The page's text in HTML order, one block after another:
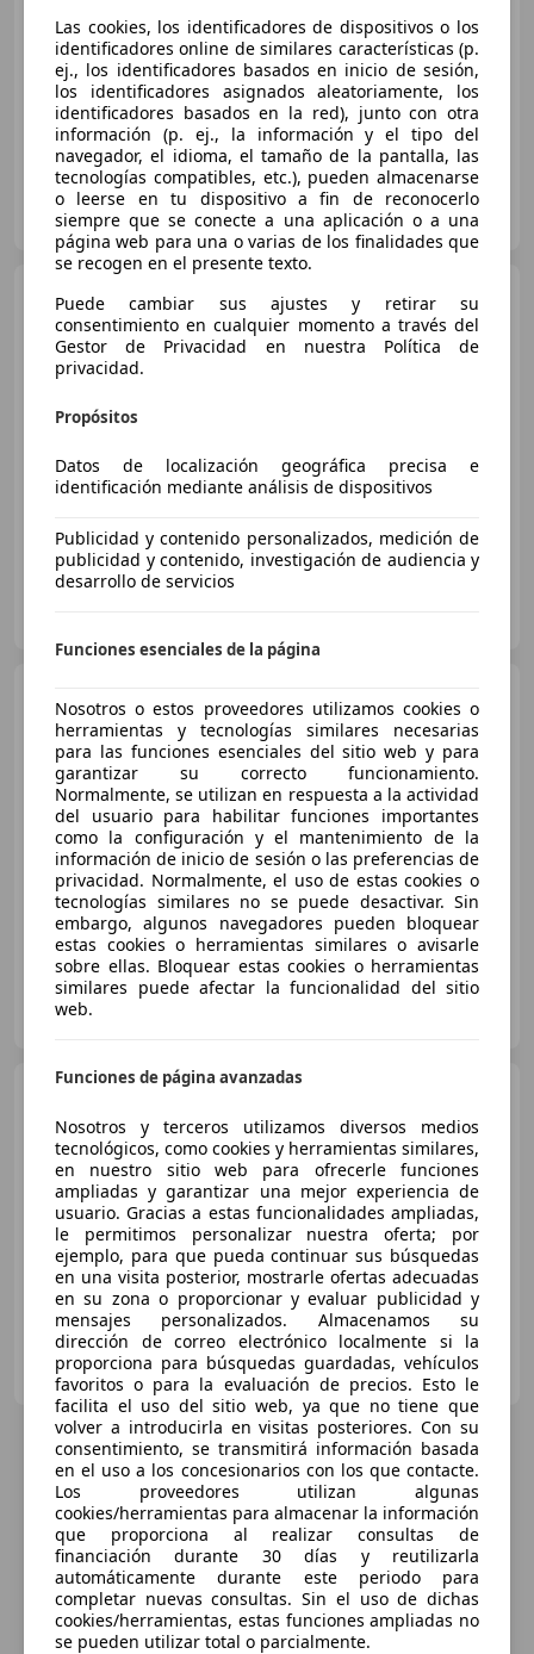
Sin comparación
01/2019 78.999 km Gasolina 309 kW (420 CV)
CAR ONE
ES-28703 SAN SEBASTIAN DE LOS REYES
Porsche 992 carrera S
01/2019 16.890 km Gasolina 330 kW (449 CV)
Coupé PDK
€ 138.500
Sincomparación
10/2019 56.000 km Gasolina 331 kW (450 CV)
SEGALÀS
ES-25126 ALMENAR
Porsche 911
€ 140.000
Sincomparación
01/2019 10.648 km Gasolina 330 kW (449 CV)
AUTO ELAND MADRID
ES-28009 Madrid
Las cookies, los identificadores de dispositivos o los
identificadores online de similares características (p.
ej., los identificadores basados en inicio de sesión,
los identificadores asignados aleatoriamente, los
identificadores basados en la red), junto con otra
información (p. ej., la información y el tipo del
navegador, el idioma, el tamaño de la pantalla, las
tecnologías compatibles, etc.), pueden almacenarse
o leerse en tu dispositivo a fin de reconocerlo
siempre que se conecte a una aplicación o a una
página web para una o varias de los finalidades que
se recogen en el presente texto.
Puede cambiar sus ajustes y retirar su
consentimiento en cualquier momento a través del
Gestor de Privacidad en nuestra Política de
privacidad.
Propósitos
Datos de localización geográfica precisa e
identificación mediante análisis de dispositivos
Publicidad y contenido personalizados, medición de
publicidad y contenido, investigación de audiencia y
desarrollo de servicios
Funciones esenciales de la página
Nosotros o estos proveedores utilizamos cookies o
herramientas y tecnologías similares necesarias
para las funciones esenciales del sitio web y para
garantizar su correcto funcionamiento.
Normalmente, se utilizan en respuesta a la actividad
del usuario para habilitar funciones importantes
como la configuración y el mantenimiento de la
información de inicio de sesión o las preferencias de
privacidad. Normalmente, el uso de estas cookies o
tecnologías similares no se puede desactivar. Sin
embargo, algunos navegadores pueden bloquear
estas cookies o herramientas similares o avisarle
sobre ellas. Bloquear estas cookies o herramientas
similares puede afectar la funcionalidad del sitio
web.
Funciones de página avanzadas
Nosotros y terceros utilizamos diversos medios
tecnológicos, como cookies y herramientas similares,
en nuestro sitio web para ofrecerle funciones
ampliadas y garantizar una mejor experiencia de
usuario. Gracias a estas funcionalidades ampliadas,
le permitimos personalizar nuestra oferta; por
ejemplo, para que pueda continuar sus búsquedas
en una visita posterior, mostrarle ofertas adecuadas
en su zona o proporcionar y evaluar publicidad y
mensajes personalizados. Almacenamos su
dirección de correo electrónico localmente si la
proporciona para búsquedas guardadas, vehículos
favoritos o para la evaluación de precios. Esto le
facilita el uso del sitio web, ya que no tiene que
volver a introducirla en visitas posteriores. Con su
consentimiento, se transmitirá información basada
en el uso a los concesionarios con los que contacte.
Los proveedores utilizan algunas
cookies/herramientas para almacenar la información
que proporciona al realizar consultas de
financiación durante 30 días y reutilizarla
automáticamente durante este periodo para
completar nuevas consultas. Sin el uso de dichas
cookies/herramientas, estas funciones ampliadas no
se pueden utilizar total o parcialmente.